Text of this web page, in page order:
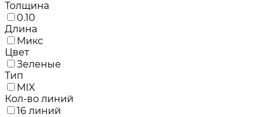
Толщина
0.10
Длина
Микс
Цвет
Зеленые
Тип
MIX
Кол-во линий
16 линий